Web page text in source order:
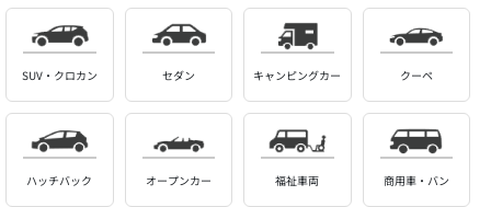
SUV・クロカン セダン キャンピングカー クーペ
ハッチバック オープンカー 福祉車両 商用車・バン